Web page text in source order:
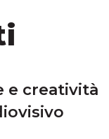
e creatività